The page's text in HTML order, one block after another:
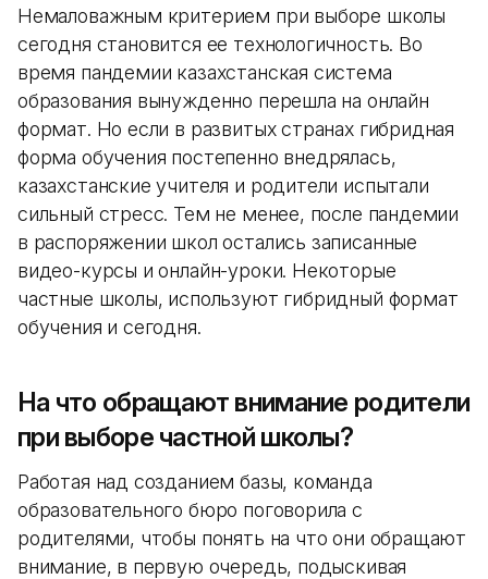
Немаловажным критерием при выборе школы
сегодня становится ее технологичность. Во
время пандемии казахстанская система
образования вынужденно перешла на онлайн
формат. Но если в развитых странах гибридная
форма обучения постепенно внедрялась,
казахстанские учителя и родители испытали
сильный стресс. Тем не менее, после пандемии
в распоряжении школ остались записанные
видео-курсы и онлайн-уроки. Некоторые
частные школы, используют гибридный формат
обучения и сегодня.
На что обращают внимание родители
при выборе частной школы?
Работая над созданием базы, команда
образовательного бюро поговорила с
родителями, чтобы понять на что они обращают
внимание, в первую очередь, подыскивая